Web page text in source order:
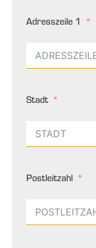
Adresszeile 1
Stadt
Postleitzahl